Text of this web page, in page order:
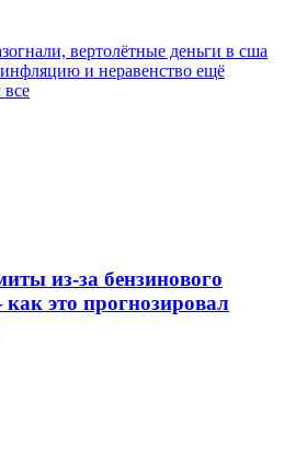
вертолётные деньги в сша
и неравенство ещё
все
из-за бензинового
это прогнозировал